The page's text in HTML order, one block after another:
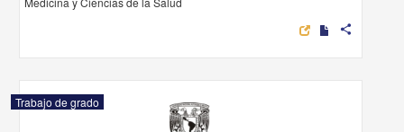
share
Trabajo de grado